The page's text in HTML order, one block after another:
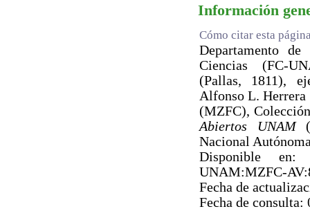
Información
Cómo citar esta
Departamento
Ciencias (FC-
(Pallas, 1811),
Alfonso L. Herrera
(MZFC),
Abiertos UNAM
Nacional
Disponible en:
UNAM:MZFC-
Fecha de
Fecha de consulta: